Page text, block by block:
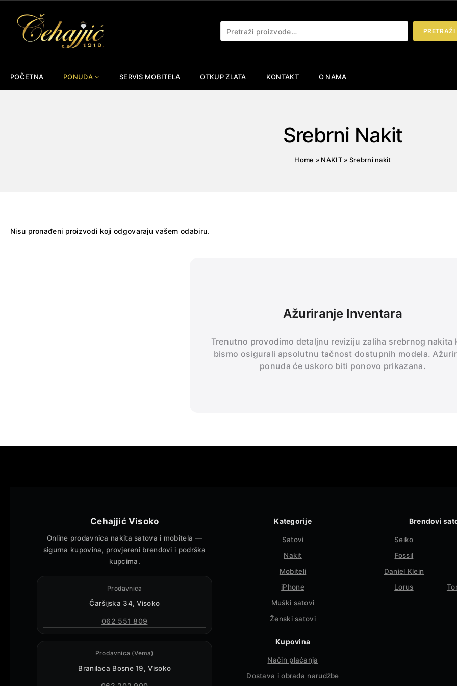
content
PRETRAŽI
POČETNA PONUDA SERVIS MOBITELA OTKUP ZLATA KONTAKT O NAMA
Srebrni Nakit
Home » NAKIT» Srebrni nakit
Nisu pronađeni proizvodi koji odgovaraju vašem odabiru.
Ažuriranje Inventara
Trenutno provodimo detaljnu reviziju zaliha srebrnog nakita
bismo osigurali apsolutnu tačnost dostupnih modela.
ponuda će uskoro biti ponovo prikazana.
Cehajjić Visoko
Online prodavnica nakita satova i mobitela —
sigurna kupovina, provjereni brendovi i podrška
kupcima.
Prodavnica
Čaršijska 34, Visoko
062 551 809
Prodavnica (Vema)
Branilaca Bosne 19, Visoko
Kategorije
Satovi
Nakit
Mobiteli
iPhone
Muški satovi
Ženski satovi
Kupovina
Način plaćanja
Dostava i obrada narudžbe
Brendovi
Seiko
Fossil
Daniel Klein
Lorus